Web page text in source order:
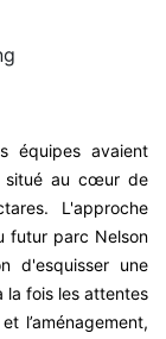
équipes avaient
situé au cœur de
L'approche
futur parc Nelson
d'esquisser une
la fois les attentes
l’aménagement,